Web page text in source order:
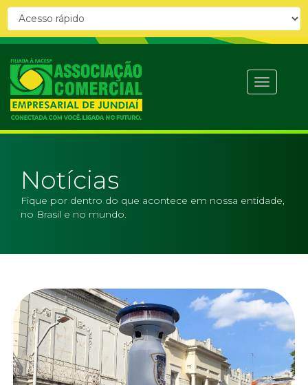
Abrir
menu
Notícias
Fique por dentro do que acontece em nossa entidade,
no Brasil e no mundo.